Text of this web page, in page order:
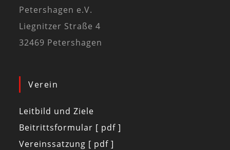
Petershagen e.V.
Liegnitzer Straße 4
32469 Petershagen
Verein
Leitbild und Ziele
Beitrittsformular [ pdf ]
Vereinssatzung [ pdf ]